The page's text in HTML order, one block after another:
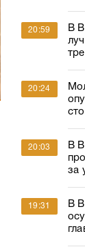
20:59
В
20:24
20:03
В
за
19:31
В